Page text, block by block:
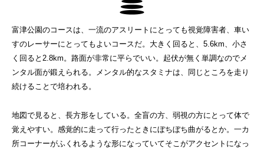
富津公園のコースは、一流のアスリートにとっても視覚障害者、車い
すのレーサーにとってもよいコースだ。大きく回ると、5.6km、小さ
く回ると2.8km。路面が非常に平らでいい。起伏が無く単調なのでメ
ンタル面が鍛えられる。メンタル的なスタミナは、同じところを走り
続けることで培われる。
地図で見ると、長方形をしている。全盲の方、弱視の方にとって体で
覚えやすい。感覚的に走って行ったときにぼちぼち曲がるとか。一カ
所コーナーがふくれるような形になっていてそこがアクセントになっ